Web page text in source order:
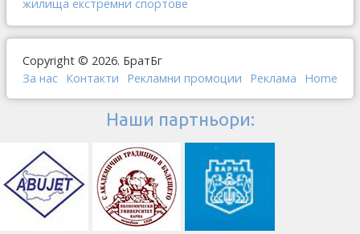
жилища екстремни спортове
Copyright © 2026. БратБг
За нас Контакти Рекламни промоции Реклама Home
Наши партньори: